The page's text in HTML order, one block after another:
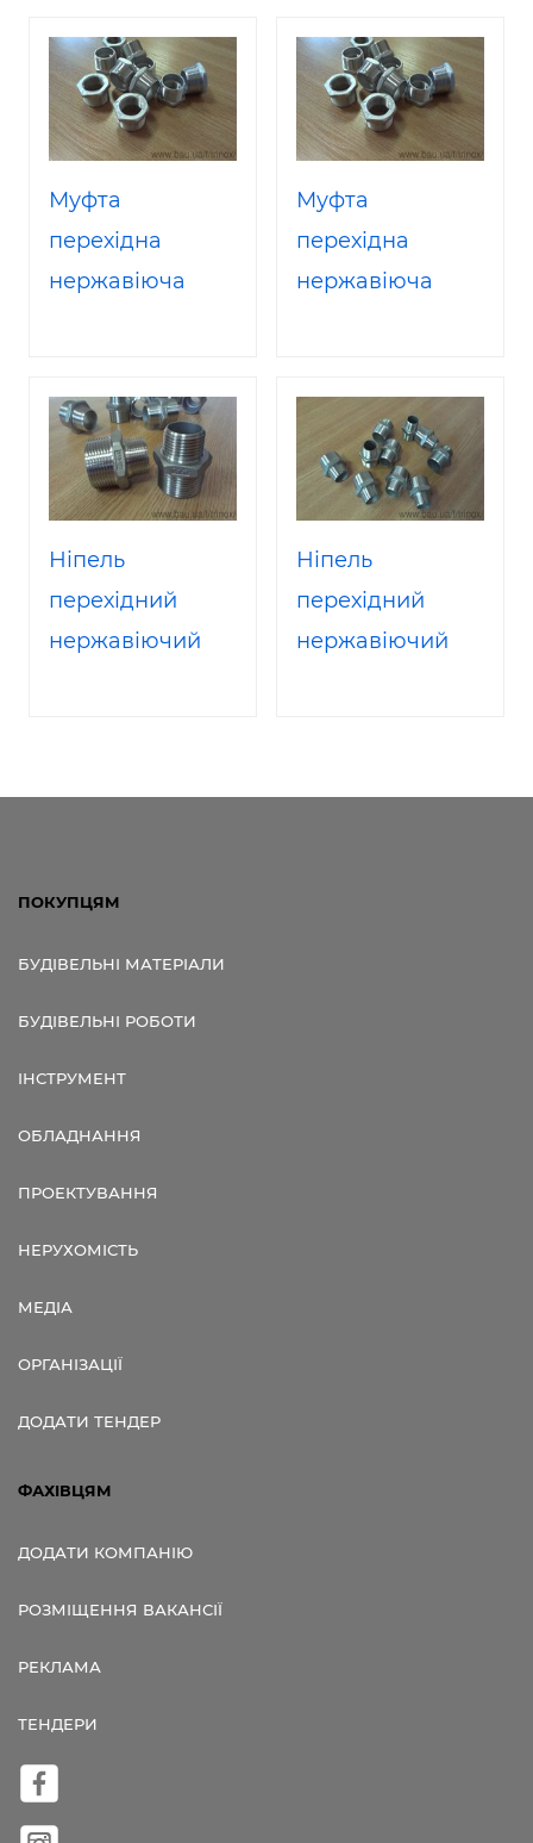
50/40 AISI316
AISI316
Муфта
перехідна
нержавіюча
AISI316
Муфта
перехідна
нержавіюча
40/32 AISI316
Ніпель
перехідний
нержавіючий
Ніпель
перехідний
нержавіючий
ПОКУПЦЯМ
БУДІВЕЛЬНІ МАТЕРІАЛИ
БУДІВЕЛЬНІ РОБОТИ
ІНСТРУМЕНТ
ОБЛАДНАННЯ
ПРОЕКТУВАННЯ
НЕРУХОМІСТЬ
МЕДІА
ОРГАНІЗАЦІЇ
ДОДАТИ ТЕНДЕР
ФАХІВЦЯМ
ДОДАТИ КОМПАНІЮ
РОЗМІЩЕННЯ ВАКАНСІЇ
РЕКЛАМА
ТЕНДЕРИ